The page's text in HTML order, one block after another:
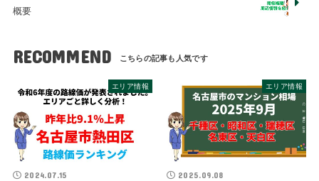
概要
RECOMMEND
エリア情報
2024.07.15
エリア情報
2025.09.08